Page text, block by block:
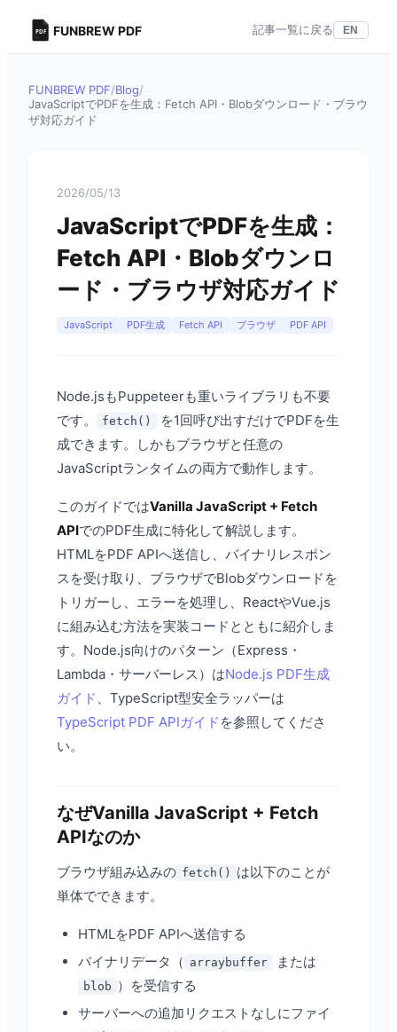
FUNBREW PDF 記事一覧に戻る EN
FUNBREW PDF/Blog/
JavaScriptでPDFを生成：Fetch API・Blobダウンロード・ブラウ
ザ対応ガイド
2026/05/13
JavaScriptでPDFを生成：
Fetch API・Blobダウンロ
ード・ブラウザ対応ガイド
JavaScript PDF生成 Fetch API ブラウザ PDF API
Node.jsもPuppeteerも重いライブラリも不要
です。
fetch()
を1回呼び出すだけでPDFを生
成できます。しかもブラウザと任意の
JavaScriptランタイムの両方で動作します。
このガイドではVanilla JavaScript + Fetch
APIでのPDF生成に特化して解説します。
HTMLをPDF APIへ送信し、バイナリレスポン
スを受け取り、ブラウザでBlobダウンロードを
トリガーし、エラーを処理し、ReactやVue.js
に組み込む方法を実装コードとともに紹介しま
す。Node.js向けのパターン（Express・
Lambda・サーバーレス）はNode.js PDF生成
ガイド 、TypeScript型安全ラッパーは
TypeScript PDF APIガイド を参照してくださ
い。
なぜVanilla JavaScript + Fetch
APIなのか
ブラウザ組み込みの fetch()
は以下のことが
単体でできます。
HTMLをPDF APIへ送信する
バイナリデータ（ arraybuffer または
blob ）を受信する
サーバーへの追加リクエストなしにファイ